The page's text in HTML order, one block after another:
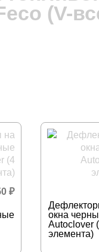
(V-
₽
окна
Autoclover
элемента)